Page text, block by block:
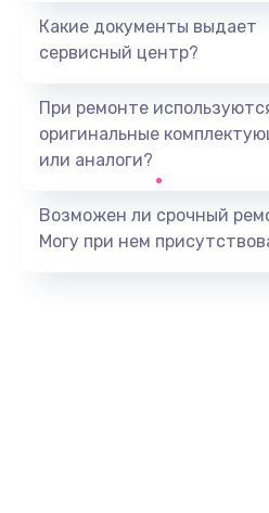
Какие документы выдает
сервисный центр?
При ремонте
оригинальные
или аналоги?
Возможен ли срочный
Могу при нем